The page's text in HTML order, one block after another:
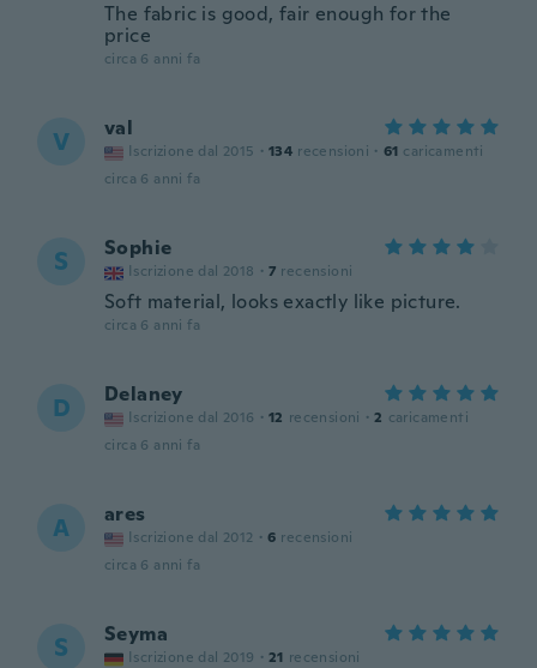
The fabric is good, fair enough for the
price
circa 6 anni fa
V val
Iscrizione dal 2015 · 134 recensioni · 61 caricamenti
circa 6 anni fa
S Sophie
Iscrizione dal 2018 · 7 recensioni
Soft material, looks exactly like picture.
circa 6 anni fa
D Delaney
Iscrizione dal 2016 · 12 recensioni · 2 caricamenti
circa 6 anni fa
A ares
Iscrizione dal 2012 · 6 recensioni
circa 6 anni fa
S Seyma
Iscrizione dal 2019 · 21 recensioni